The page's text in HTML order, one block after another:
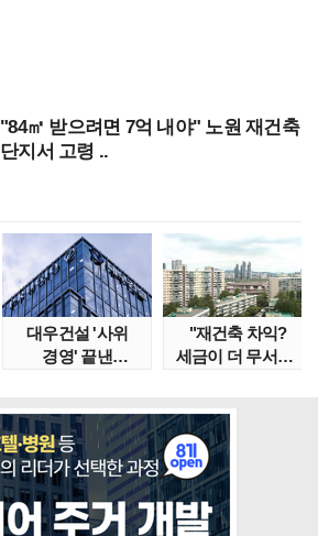
"84㎡ 받으려면 7억 내야" 노원 재건축
단지서 고령 ..
대우건설 '사위
경영' 끝낸
"재건축 차익?
세금이 더 무서워"